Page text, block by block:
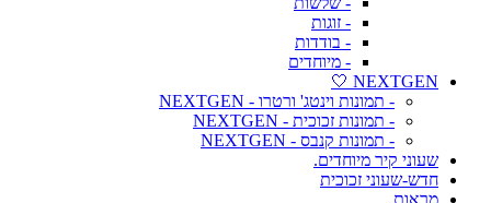
- זוגות
- בודדות
- מיוחדים
NEXTGEN 🤍
- תמונות וינטג' ורטרו - NEXTGEN
- תמונות זכוכית - NEXTGEN
- תמונות קנבס - NEXTGEN
שעוני קיר מיוחדים.
חדש-שעוני זכוכית
מראות